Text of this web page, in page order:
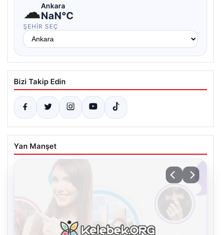
☁Ankara
NaN°C
ŞEHIR SEÇ
Bizi Takip Edin
Yan Manşet